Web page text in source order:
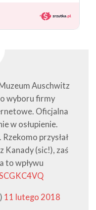
Auschwitz
wyboru firmy
Oficjalna
w osłupienie.
przysłał
Kanady (sic!), zaś
to wpływu
11 lutego 2018